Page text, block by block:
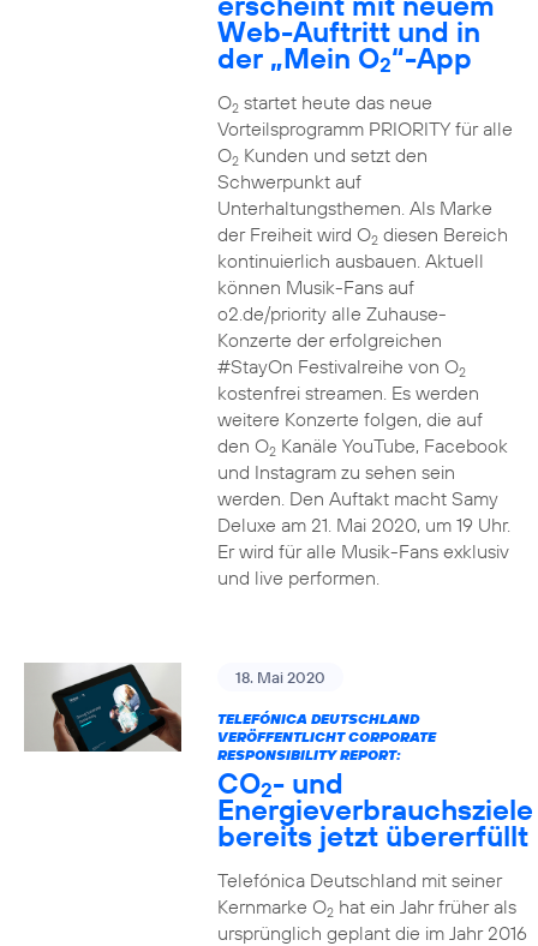
Web-Auftritt und in
der „Mein O2“-App
O2startet heute das neue
Vorteilsprogramm PRIORITY für alle
O2Kunden und setzt den
Schwerpunkt auf
Unterhaltungsthemen. Als Marke
der Freiheit wird O2diesen Bereich
kontinuierlich ausbauen. Aktuell
können Musik-Fans auf
o2.de/priority alle Zuhause-
Konzerte der erfolgreichen
#StayOn Festivalreihe von O2
kostenfrei streamen. Es werden
weitere Konzerte folgen, die auf
den O2Kanäle YouTube, Facebook
und Instagram zu sehen sein
werden. Den Auftakt macht Samy
Deluxe am 21. Mai 2020, um 19 Uhr.
Er wird für alle Musik-Fans exklusiv
und live performen.
18. Mai 2020
TELEFÓNICA DEUTSCHLAND
VERÖFFENTLICHT CORPORATE
RESPONSIBILITY REPORT:
CO2- und
Energieverbrauchsziele
bereits jetzt übererfüllt
Telefónica Deutschland mit seiner
Kernmarke O2hat ein Jahr früher als
ursprünglich geplant die im Jahr 2016